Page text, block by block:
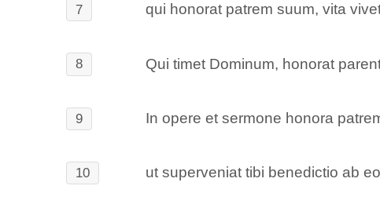
7 qui honorat patrem suum, vita
8 Qui timet Dominum, honorat
9 In opere et sermone honora
10 ut superveniat tibi benedictio ab